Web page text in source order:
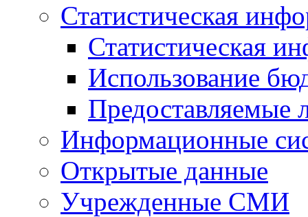
Статистическая
Статистическая
Использование
Предоставляемые
Информационные
Открытые данные
Учрежденные СМИ